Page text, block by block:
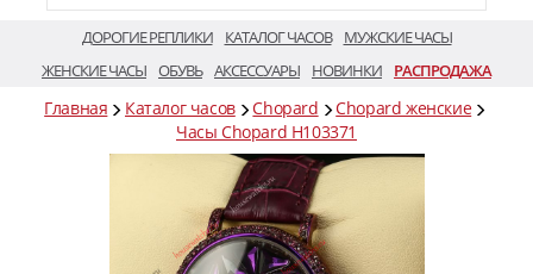
ДОРОГИЕ РЕПЛИКИ КАТАЛОГ ЧАСОВ
МУЖСКИЕ ЧАСЫ
ЖЕНСКИЕ ЧАСЫ ОБУВЬ АКСЕССУАРЫ НОВИНКИ РАСПРОДАЖА
Главная Каталог часов Chopard
Chopard женские
Часы Chopard H103371